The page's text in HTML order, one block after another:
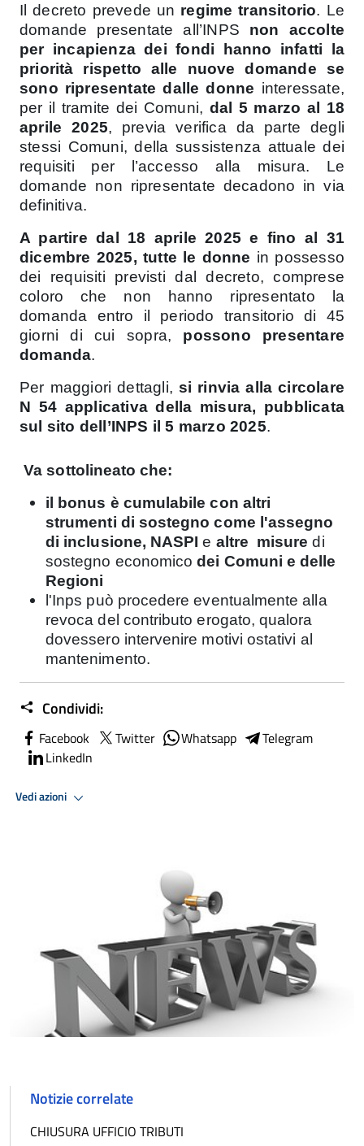
Il decreto prevede un regime transitorio. Le
domande presentate all’INPS non accolte
per incapienza dei fondi hanno infatti la
priorità rispetto alle nuove domande se
sono ripresentate dalle donne interessate,
per il tramite dei Comuni, dal 5 marzo al 18
aprile 2025, previa verifica da parte degli
stessi Comuni, della sussistenza attuale dei
requisiti per l’accesso alla misura. Le
domande non ripresentate decadono in via
definitiva.
A partire dal 18 aprile 2025 e fino al 31
dicembre 2025, tutte le donne in possesso
dei requisiti previsti dal decreto, comprese
coloro che non hanno ripresentato la
domanda entro il periodo transitorio di 45
giorni di cui sopra, possono presentare
domanda.
Per maggiori dettagli, si rinvia alla circolare
N 54 applicativa della misura, pubblicata
sul sito dell’INPS il 5 marzo 2025.
Va sottolineato che:
il bonus è cumulabile con altri
strumenti di sostegno come l'assegno
di inclusione, NASPI e altre misure di
sostegno economicodei Comuni e delle
Regioni
l'Inps può procedere eventualmente alla
revoca del contributo erogato, qualora
dovessero intervenire motivi ostativi al
mantenimento.
Condividi:
Facebook Twitter Whatsapp
Telegram
LinkedIn
Vedi azioni
Notizie correlate
CHIUSURA UFFICIO TRIBUTI